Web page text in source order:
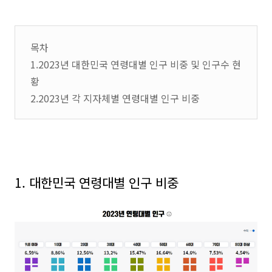
목차
1.2023년 대한민국 연령대별 인구 비중 및 인구수 현
황
2.2023년 각 지자체별 연령대별 인구 비중
1. 대한민국 연령대별 인구 비중